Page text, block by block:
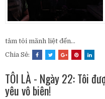
tâm tôi mãnh liệt đến...
Chia Sẻ:
TÔI LÀ - Ngày 22: Tôi
yêu vô biên!